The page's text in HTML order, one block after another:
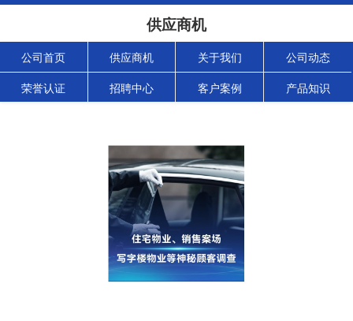
供应商机
公司首页 供应商机 关于我们 公司动态
荣誉认证 招聘中心 客户案例 产品知识